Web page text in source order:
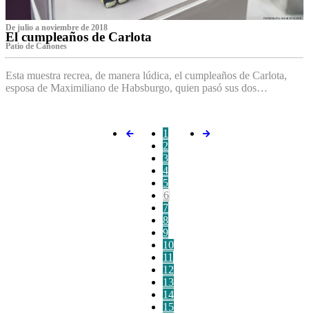
De julio a noviembre de 2018
El cumpleaños de Carlota
Patio de Cañones
Esta muestra recrea, de manera lúdica, el cumpleaños de Carlota,
esposa de Maximiliano de Habsburgo, quien pasó sus dos…
1
2
3
4
5
6
7
8
9
10
11
12
13
14
15